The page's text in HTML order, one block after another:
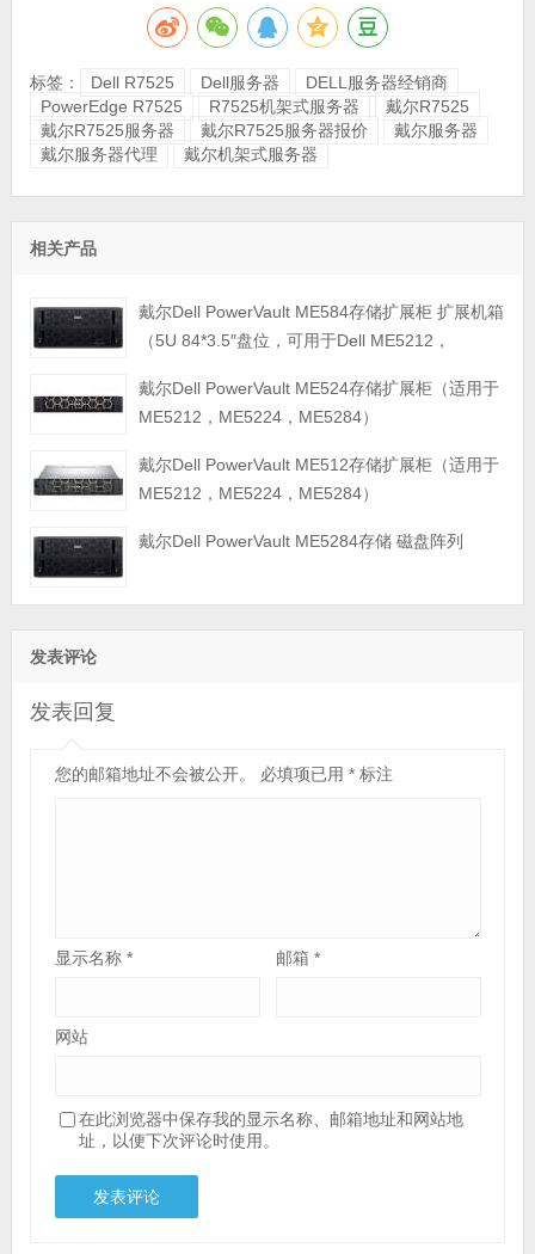
标签： Dell R7525 Dell服务器
DELL服务器经销商
PowerEdge R7525
R7525机架式服务器
戴尔R7525
戴尔R7525服务器
戴尔R7525服务器报价
戴尔服务器
戴尔服务器代理
戴尔机架式服务器
相关产品
戴尔Dell PowerVault ME584存储扩展柜 扩展机箱
（5U 84*3.5″盘位，可用于Dell ME5212，
戴尔Dell PowerVault ME524存储扩展柜（适用于
ME5212，ME5224，ME5284）
戴尔Dell PowerVault ME512存储扩展柜（适用于
ME5212，ME5224，ME5284）
戴尔Dell PowerVault ME5284存储 磁盘阵列
发表评论
发表回复
您的邮箱地址不会被公开。 必填项已用 *标注
显示名称 * 邮箱*
网站
在此浏览器中保存我的显示名称、邮箱地址和网站地
址，以便下次评论时使用。